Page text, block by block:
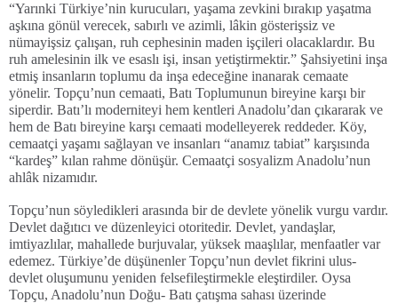
“Yarınki Türkiye’nin kurucuları, yaşama zevkini bırakıp yaşatma
aşkına gönül verecek, sabırlı ve azimli, lâkin gösterişsiz ve
nümayişsiz çalışan, ruh cephesinin maden işçileri olacaklardır. Bu
ruh amelesinin ilk ve esaslı işi, insan yetiştirmektir.” Şahsiyetini inşa
etmiş insanların toplumu da inşa edeceğine inanarak cemaate
yönelir. Topçu’nun cemaati, Batı Toplumunun bireyine karşı bir
siperdir. Batı’lı moderniteyi hem kentleri Anadolu’dan çıkararak ve
hem de Batı bireyine karşı cemaati modelleyerek reddeder. Köy,
cemaatçi yaşamı sağlayan ve insanları “anamız tabiat” karşısında
“kardeş” kılan rahme dönüşür. Cemaatçi sosyalizm Anadolu’nun
ahlâk nizamıdır.
Topçu’nun söyledikleri arasında bir de devlete yönelik vurgu vardır.
Devlet dağıtıcı ve düzenleyici otoritedir. Devlet, yandaşlar,
imtiyazlılar, mahallede burjuvalar, yüksek maaşlılar, menfaatler var
edemez. Türkiye’de düşünenler Topçu’nun devlet fikrini ulus-
devlet oluşumunu yeniden felsefileştirmekle eleştirdiler. Oysa
Topçu, Anadolu’nun Doğu- Batı çatışma sahası üzerinde